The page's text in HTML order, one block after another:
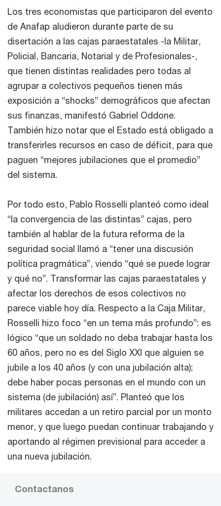
Los tres economistas que participaron del evento
de Anafap aludieron durante parte de su
disertación a las cajas paraestatales -la Militar,
Policial, Bancaria, Notarial y de Profesionales-,
que tienen distintas realidades pero todas al
agrupar a colectivos pequeños tienen más
exposición a “shocks” demográficos que afectan
sus finanzas, manifestó Gabriel Oddone.
También hizo notar que el Estado está obligado a
transferirles recursos en caso de déficit, para que
paguen “mejores jubilaciones que el promedio”
del sistema.
Por todo esto, Pablo Rosselli planteó como ideal
“la convergencia de las distintas” cajas, pero
también al hablar de la futura reforma de la
seguridad social llamó a “tener una discusión
política pragmática”, viendo “qué se puede lograr
y qué no”. Transformar las cajas paraestatales y
afectar los derechos de esos colectivos no
parece viable hoy día. Respecto a la Caja Militar,
Rosselli hizo foco “en un tema más profundo”: es
lógico “que un soldado no deba trabajar hasta los
60 años, pero no es del Siglo XXI que alguien se
jubile a los 40 años (y con una jubilación alta);
debe haber pocas personas en el mundo con un
sistema (de jubilación) así”. Planteó que los
militares accedan a un retiro parcial por un monto
menor, y que luego puedan continuar trabajando y
aportando al régimen previsional para acceder a
una nueva jubilación.
Contactanos